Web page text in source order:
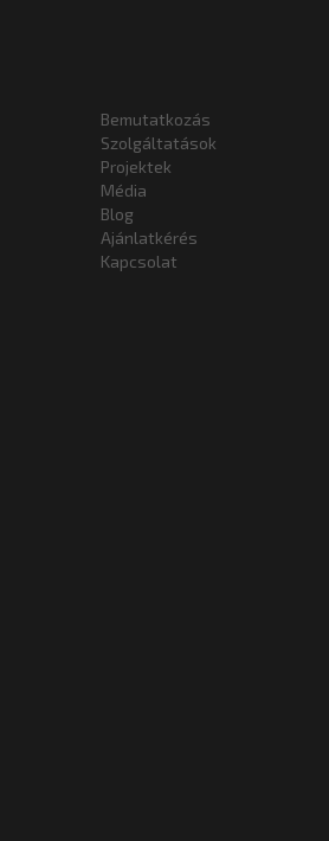
Bemutatkozás
Szolgáltatások
Projektek
Média
Blog
Ajánlatkérés
Kapcsolat